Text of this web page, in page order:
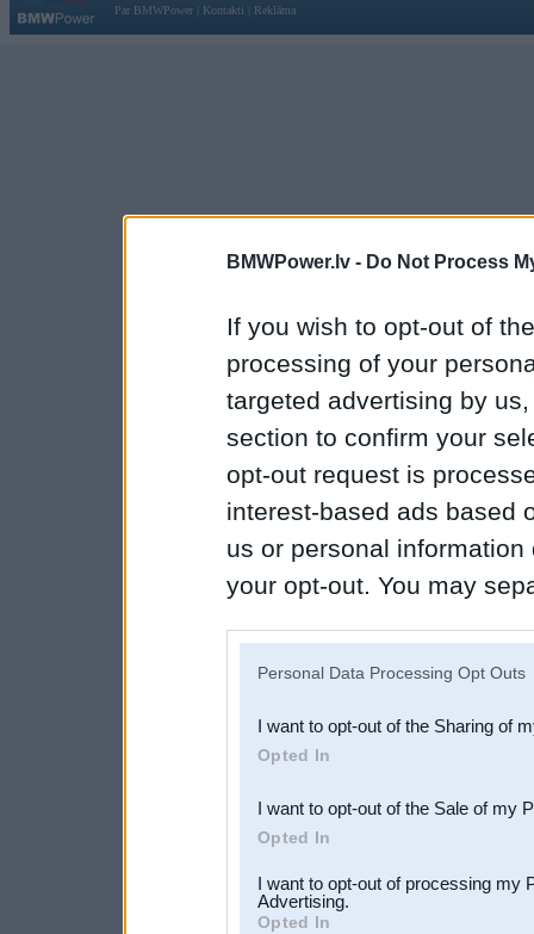
BMWPower.lv - Do Not Process
If you wish to opt-out of
processing of your
targeted advertising by
section to confirm your
opt-out request is
interest-based ads based
us or personal
your opt-out. You may
Downstream Participants
third parties.
Personal Data Processing Opt Outs
I want to opt-out of the Sharing of
Opted In
I want to opt-out of the Sale of my
Opted In
I want to opt-out of processing my
Advertising.
Opted In
Par BMWPower
Kontakti Reklāma